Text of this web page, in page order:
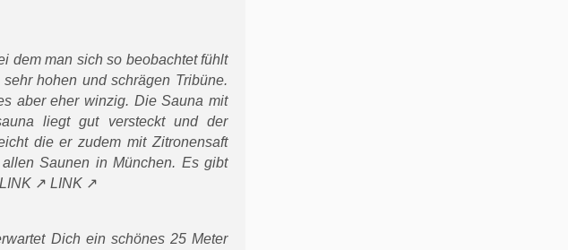
dem man sich so beobachtet fühlt
hohen und schrägen Tribüne.
aber eher winzig. Die Sauna mit
liegt gut versteckt und der
die er zudem mit Zitronensaft
Saunen in München. Es gibt
LINK LINK
Dich ein schönes 25 Meter